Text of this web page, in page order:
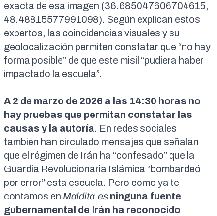
exacta de esa imagen (36.685047606704615,
48.48815577991098). Según explican estos
expertos, las coincidencias visuales y su
geolocalización permiten constatar que “no hay
forma posible” de que este misil “pudiera haber
impactado la escuela”.
A 2 de marzo de 2026 a las 14:30 horas no
hay pruebas que permitan constatar las
causas y la autoría. En redes sociales
también han circulado mensajes que señalan
que el régimen de Irán ha “confesado” que la
Guardia Revolucionaria Islámica “bombardeó
por error” esta escuela. Pero como ya te
contamos en Maldita.es ninguna fuente
gubernamental de Irán ha reconocido